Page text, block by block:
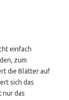
einfach
zum
die Blätter auf
sich das
nur das